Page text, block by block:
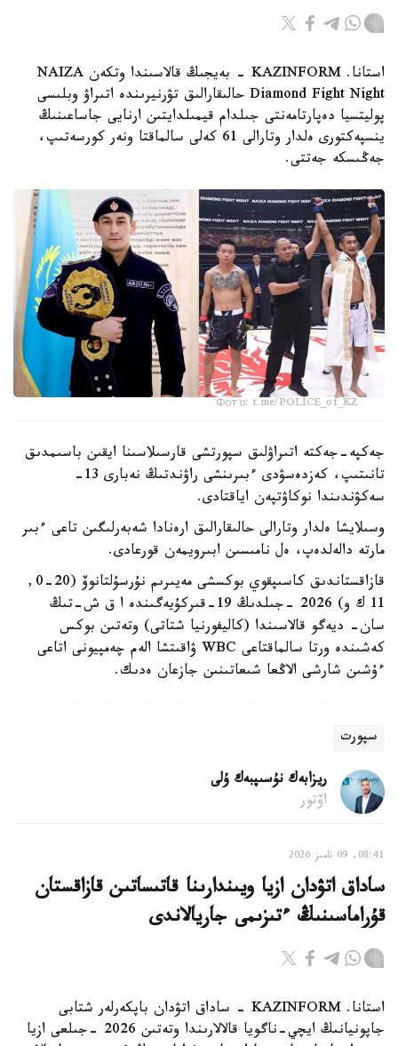
استانا. KAZINFORM - بەيجىڭ قالاسىندا وتكەن NAIZA
Diamond Fight Night حالىقارالىق تۋرنيرىندە اتىراۋ وبلىسى
پوليتسيا دەپارتامەنتى جىلدام قيمىلدايتىن ارنايى جاساعىنىڭ
ينسپەكتورى ەلدار وتارالى 61 كەلى سالماقتا ونەر كورسەتىپ،
جەڭىسكە جەتتى.
Фото: t.me/POLICE_of_KZ
جەكپە-جەكتە اتىراۋلىق سپورتشى قارسىلاسىنا ايقىن باسىمدىق
تانىتىپ، كەزدەسۋدى ءبىرىنشى راۋندتىڭ نەبارى 13-
سەكۋندىندا نوكاۋتپەن اياقتادى.
وسىلايشا ەلدار وتارالى حالىقارالىق ارەنادا شەبەرلىگىن تاعى ءبىر
مارتە دالەلدەپ، ەل نامىسىن ابىرويمەن قورعادى.
قازاقستاندىق كاسىپقوي بوكسشى مەيىرىم نۇرسۇلتانوۆ (20-0,
11 ك و) 2026 -جىلدىڭ 19-قىركۇيەگىندە ا ق ش-تىڭ
سان- ديەگو قالاسىندا (كاليفورنيا شتاتى) وتەتىن بوكس
كەشىندە ورتا سالماقتاعى WBC ۋاقىتشا الەم چەمپيونى اتاعى
ءۇشىن شارشى الاڭعا شىعاتىنىن جازعان ەدىك.
سپورت
ريزابەك نۇسىپبەك ۇلى
اۆتور
08:41, 09 تامىز 2026
ساداق اتۋدان ازيا ويىندارىنا قاتىساتىن قازاقستان
قۇراماسىنىڭ ءتىزىمى جاريالاندى
استانا. KAZINFORM - ساداق اتۋدان باپكەرلەر شتابى
جاپونيانىڭ ايچي-ناگويا قالالارىندا وتەتىن 2026 -جىلعى ازيا